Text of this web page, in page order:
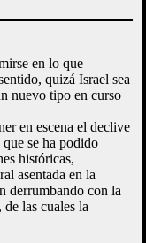
en lo que
quizá Israel sea
nuevo tipo en curso
en escena el declive
se ha podido
históricas,
asentada en la
derrumbando con la
las cuales la